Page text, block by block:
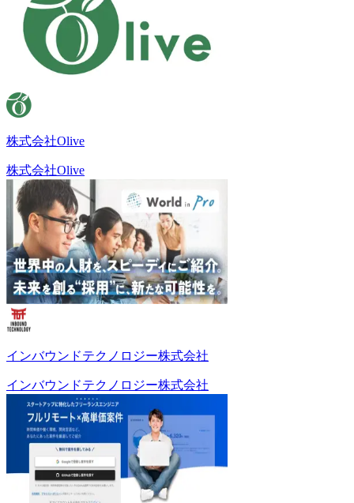
株式会社Olive
株式会社Olive
インバウンドテクノロジー株式会社
インバウンドテクノロジー株式会社